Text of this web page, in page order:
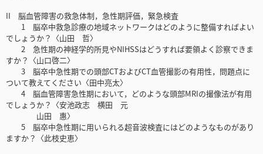
II 脳血管障害の救急体制，急性期評価，緊急検査
1 脳卒中救急診療の地域ネットワークはどのように整備すればよい
でしょうか？〈山田 哲〉
2 急性期の神経学的所見やNIHSSはどうすれば要領よく診察できま
すか？〈山口啓二〉
3 脳卒中急性期での頭部CTおよびCT血管撮影の有用性，問題点に
ついて教えてください〈田中亮太〉
4 脳血管障害急性期において，どのような頭部MRIの撮像法が有用
でしょうか？〈安池政志 横田 元
山田 惠〉
5 脳卒中急性期に用いられる超音波検査にはどのようなものがあり
ますか？〈此枝史恵〉